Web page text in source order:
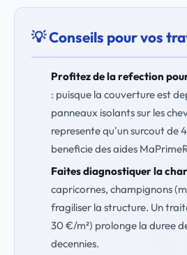
💡 Conseils pour vos
Profitez de la refection
: puisque la couverture est
panneaux isolants sur les
represente qu'un surcout de
beneficie des aides
Faites diagnostiquer la
capricornes, champignons
fragiliser la structure. Un
30 €/m²) prolonge la duree
decennies.